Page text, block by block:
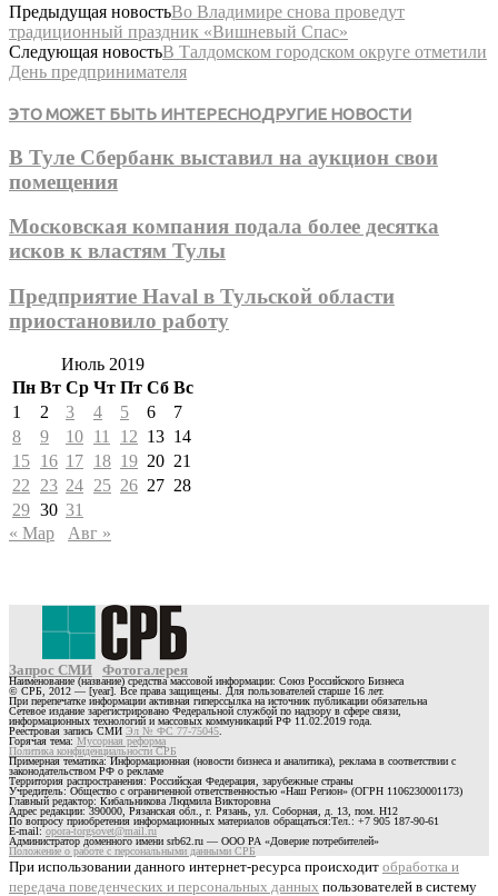
Предыдущая новостьВо Владимире снова проведут
традиционный праздник «Вишневый Спас»
Следующая новостьВ Талдомском городском округе отметили
День предпринимателя
ЭТО МОЖЕТ БЫТЬ ИНТЕРЕСНОДРУГИЕ НОВОСТИ
В Туле Сбербанк выставил на аукцион свои
помещения
Московская компания подала более десятка
исков к властям Тулы
Предприятие Haval в Тульской области
приостановило работу
Июль 2019
Пн Вт Ср Чт Пт Сб Вс
1
2 3 4 5 6
7
8
9 10 11 12 13 14
15 16 17 18 19 20 21
22
23 24 25 26 27 28
29 30 31
« Мар
Авг »
Запрос СМИ Фотогалерея
Наименование (название) средства массовой информации: Союз Российского Бизнеса
© СРБ, 2012 — [year]. Все права защищены. Для пользователей старше 16 лет.
При перепечатке информации активная гиперссылка на источник публикации обязательна
Сетевое издание зарегистрировано Федеральной службой по надзору в сфере связи,
информационных технологий и массовых коммуникаций РФ 11.02.2019 года.
Реестровая запись СМИ Эл № ФС 77-75045
Горячая тема: Мусорная реформа
Политика конфиденциальности СРБ
Примерная тематика: Информационная (новости бизнеса и аналитика), реклама в соответствии с
законодательством РФ о рекламе
Территория распространения: Российская Федерация, зарубежные страны
Учредитель: Общество с ограниченной ответственностью «Наш Регион» (ОГРН 1106230001173)
Главный редактор: Кибальникова Людмила Викторовна
Адрес редакции: 390000, Рязанская обл., г. Рязань, ул. Соборная, д. 13, пом. Н12
По вопросу приобретения информационных материалов обращаться:Тел.: +7 905 187-90-61
E-mail:opora-torgsovet@mail.ru
Администратор доменного имени srb62.ru — ООО РА «Доверие потребителей»
Положение о работе с персональными данными СРБ
При использовании данного интернет-ресурса происходит обработка и
передача поведенческих и персональных данных пользователей в систему